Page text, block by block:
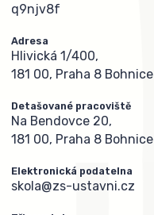
q9njv8f
Adresa
Hlivická 1/400,
181 00, Praha 8 Bohnice
Detašované pracoviště
Na Bendovce 20,
181 00, Praha 8 Bohnice
Elektronická podatelna
skola@zs-ustavni.cz